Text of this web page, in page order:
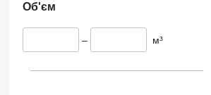
Об'єм
– м³